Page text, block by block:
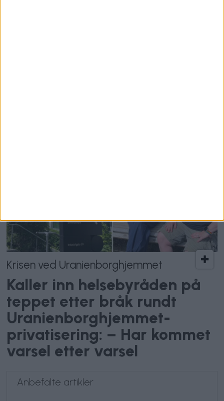
Krisen ved Uranienborghjemmet
Kaller inn helsebyråden på
teppet etter bråk rundt
Uranienborghjemmet-
privatisering: – Har kommet
varsel etter varsel
Anbefalte artikler